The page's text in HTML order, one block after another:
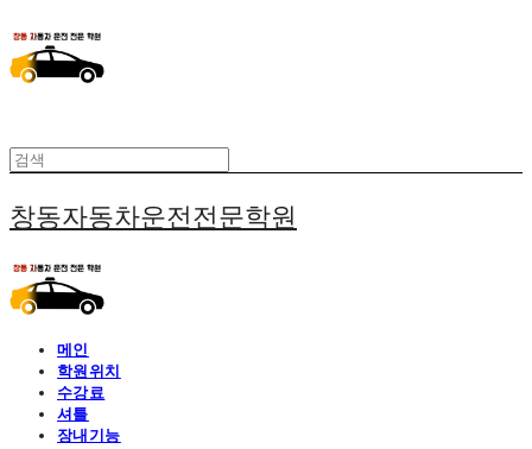
창동자동차운전전문학원
메인
학원위치
수강료
셔틀
장내기능